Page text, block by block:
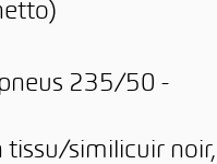
235/50 -
tissu/similicuir noir,